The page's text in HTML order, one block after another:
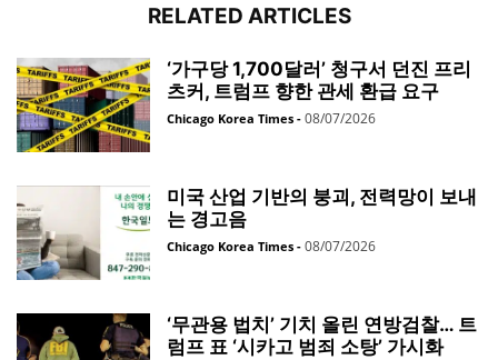
RELATED ARTICLES
‘가구당 1,700달러’ 청구서 던진 프리
츠커, 트럼프 향한 관세 환급 요구
Chicago Korea Times - 08/07/2026
미국 산업 기반의 붕괴, 전력망이 보내
는 경고음
Chicago Korea Times - 08/07/2026
‘무관용 법치’ 기치 올린 연방검찰… 트
럼프 표 ‘시카고 범죄 소탕’ 가시화